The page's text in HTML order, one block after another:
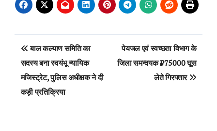
Post
navigation
बाल कल्याण समिति का
सदस्य बना स्वयंभू न्यायिक
मजिस्ट्रेट, पुलिस अधीक्षक ने दी
कड़ी प्रतिक्रिया
पेयजल एवं स्वच्छता विभाग के
जिला समन्वयक ₹75000 घूस
लेते गिरफ्तार